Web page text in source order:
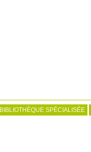
BIBLIOTHÈQUE SPÉCIALISÉE